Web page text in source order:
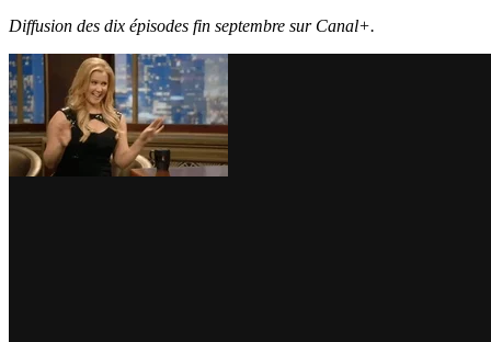
Diffusion des dix épisodes fin septembre sur Canal+.